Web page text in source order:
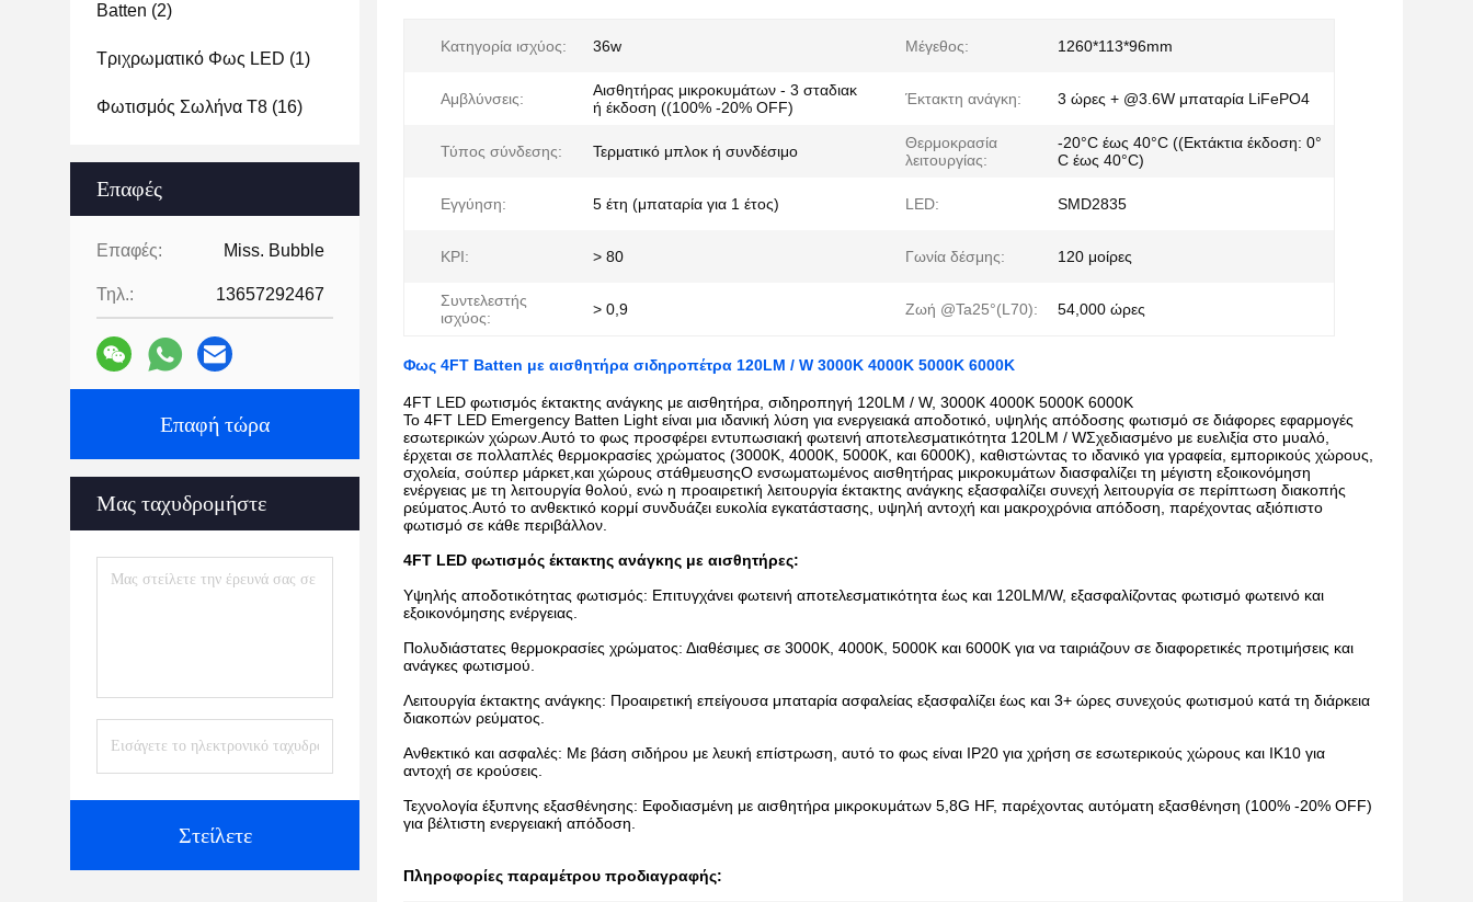
Batten (2)
Τριχρωματικό Φως LED (1)
Φωτισμός Σωλήνα T8 (16)
Επαφές
Επαφές: Miss. Bubble
Τηλ.: 13657292467
Επαφή τώρα
Μας ταχυδρομήστε
Στείλετε
Κατηγορία ισχύος: 36w Μέγεθος: 1260*113*96mm
Αμβλύνσεις:
Αισθητήρας μικροκυμάτων - 3 σταδιακ
ή έκδοση ((100% -20% OFF)
Έκτακτη ανάγκη: 3 ώρες + @3.6W μπαταρία LiFePO4
Τύπος σύνδεσης: Τερματικό μπλοκ ή συνδέσιμο
Θερμοκρασία
λειτουργίας:
-20°C έως 40°C ((Εκτάκτια έκδοση: 0°
C έως 40°C)
Εγγύηση: 5 έτη (μπαταρία για 1 έτος) LED: SMD2835
ΚΡΙ: > 80 Γωνία δέσμης: 120 μοίρες
Συντελεστής
ισχύος:
> 0,9 Ζωή @Ta25°(L70): 54,000 ώρες
Φως 4FT Batten με αισθητήρα σιδηροπέτρα 120LM / W 3000K 4000K 5000K 6000K
4FT LED φωτισμός έκτακτης ανάγκης με αισθητήρα, σιδηροπηγή 120LM / W, 3000K 4000K 5000K 6000K
Το 4FT LED Emergency Batten Light είναι μια ιδανική λύση για ενεργειακά αποδοτικό, υψηλής απόδοσης φωτισμό σε διάφορες εφαρμογές
εσωτερικών χώρων.Αυτό το φως προσφέρει εντυπωσιακή φωτεινή αποτελεσματικότητα 120LM / WΣχεδιασμένο με ευελιξία στο μυαλό,
έρχεται σε πολλαπλές θερμοκρασίες χρώματος (3000K, 4000K, 5000K, και 6000K), καθιστώντας το ιδανικό για γραφεία, εμπορικούς χώρους,
σχολεία, σούπερ μάρκετ,και χώρους στάθμευσηςΟ ενσωματωμένος αισθητήρας μικροκυμάτων διασφαλίζει τη μέγιστη εξοικονόμηση
ενέργειας με τη λειτουργία θολού, ενώ η προαιρετική λειτουργία έκτακτης ανάγκης εξασφαλίζει συνεχή λειτουργία σε περίπτωση διακοπής
ρεύματος.Αυτό το ανθεκτικό κορμί συνδυάζει ευκολία εγκατάστασης, υψηλή αντοχή και μακροχρόνια απόδοση, παρέχοντας αξιόπιστο
φωτισμό σε κάθε περιβάλλον.
4FT LED φωτισμός έκτακτης ανάγκης με αισθητήρες:
Υψηλής αποδοτικότητας φωτισμός: Επιτυγχάνει φωτεινή αποτελεσματικότητα έως και 120LM/W, εξασφαλίζοντας φωτισμό φωτεινό και
εξοικονόμησης ενέργειας.
Πολυδιάστατες θερμοκρασίες χρώματος: Διαθέσιμες σε 3000K, 4000K, 5000K και 6000K για να ταιριάζουν σε διαφορετικές προτιμήσεις και
ανάγκες φωτισμού.
Λειτουργία έκτακτης ανάγκης: Προαιρετική επείγουσα μπαταρία ασφαλείας εξασφαλίζει έως και 3+ ώρες συνεχούς φωτισμού κατά τη διάρκεια
διακοπών ρεύματος.
Ανθεκτικό και ασφαλές: Με βάση σιδήρου με λευκή επίστρωση, αυτό το φως είναι IP20 για χρήση σε εσωτερικούς χώρους και IK10 για
αντοχή σε κρούσεις.
Τεχνολογία έξυπνης εξασθένησης: Εφοδιασμένη με αισθητήρα μικροκυμάτων 5,8G HF, παρέχοντας αυτόματη εξασθένηση (100% -20% OFF)
για βέλτιστη ενεργειακή απόδοση.
Πληροφορίες παραμέτρου προδιαγραφής: